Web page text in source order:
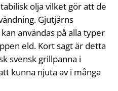
olja vilket gör att de
Gjutjärns
användas på alla typer
eld. Kort sagt är detta
svensk grillpanna i
kunna njuta av i många